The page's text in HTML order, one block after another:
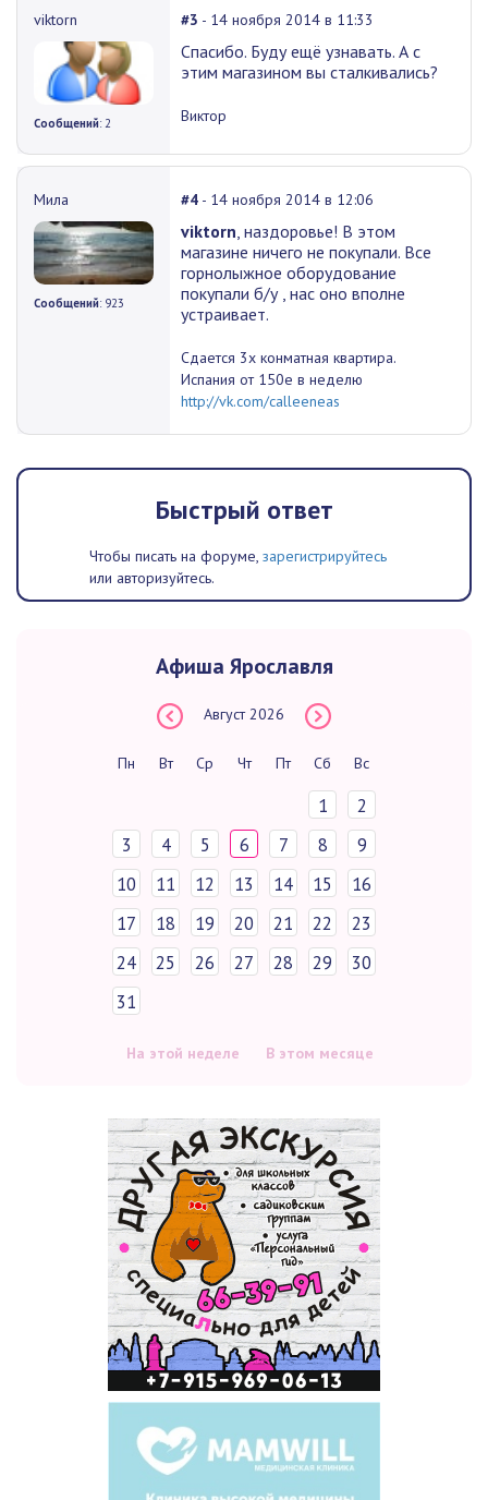
viktorn
Сообщений: 2
#3 - 14 ноября 2014 в 11:33
Спасибо. Буду ещё узнавать. А с
этим магазином вы сталкивались?
Виктор
Мила
Сообщений: 923
#4 - 14 ноября 2014 в 12:06
viktorn , наздоровье! В этом
магазине ничего не покупали. Все
горнолыжное оборудование
покупали б/у , нас оно вполне
устраивает.
Сдается 3х конматная квартира.
Испания от 150е в неделю
http://vk.com/calleeneas
Быстрый ответ
Чтобы писать на форуме, зарегистрируйтесь
или авторизуйтесь.
Афиша Ярославля
Август 2026
Пн Вт Ср Чт Пт Сб Вс
1
2
3
4 5 6 7 8
9
10
11 12 13 14 15
16
17
18 19 20 21 22
23
24
25 26 27 28 29
30
31
На этой неделе В этом месяце